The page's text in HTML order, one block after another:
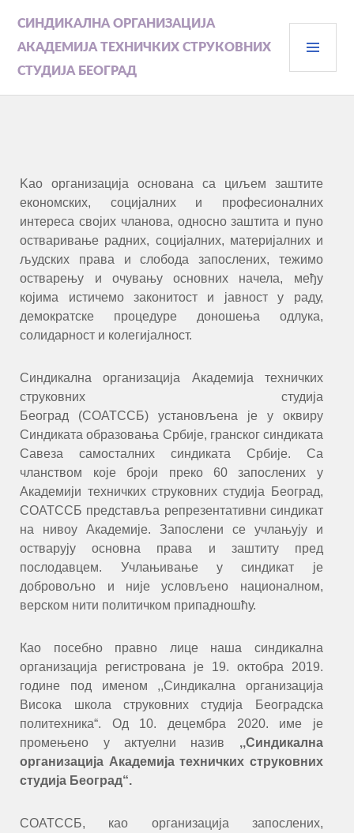
СИНДИКАЛНА ОРГАНИЗАЦИЈА
АКАДЕМИЈА ТЕХНИЧКИХ СТРУКОВНИХ
СТУДИЈА БЕОГРАД
Kао организација основана са циљем заштите
економских, социјалних и професионалних
интереса својих чланова, односно заштита и пуно
остваривање радних, социјалних, материјалних и
људских права и слобода запослених, тежимо
остварењу и очувању основних начела, међу
којима истичемо законитост и јавност у раду,
демократске процедуре доношења одлука,
солидарност и колегијалност.
Синдикална организација Академија техничких
струковних студија
Београд (СОАТССБ) установљена је у оквиру
Синдиката образовања Србије, гранског синдиката
Савеза самосталних синдиката Србије. Са
чланством које броји преко 60 запослених у
Академији техничких струковних студија Београд,
СОАТССБ представља репрезентативни синдикат
на нивоу Академије. Запослени се учлањују и
остварују основна права и заштиту пред
послодавцем. Учлањивање у синдикат је
добровољно и није условљено националном,
верском нити политичком припадношћу.
Као посебно правно лице наша синдикална
организација регистрована је 19. октобра 2019.
године под именом ,,Синдикална организација
Висока школа струковних студија Београдска
политехника“. Од 10. децембра 2020. име је
промењено у актуелни назив ,,Синдикална
организација Академија техничких струковних
студија Београд“.
СОАТССБ, као организација запослених,